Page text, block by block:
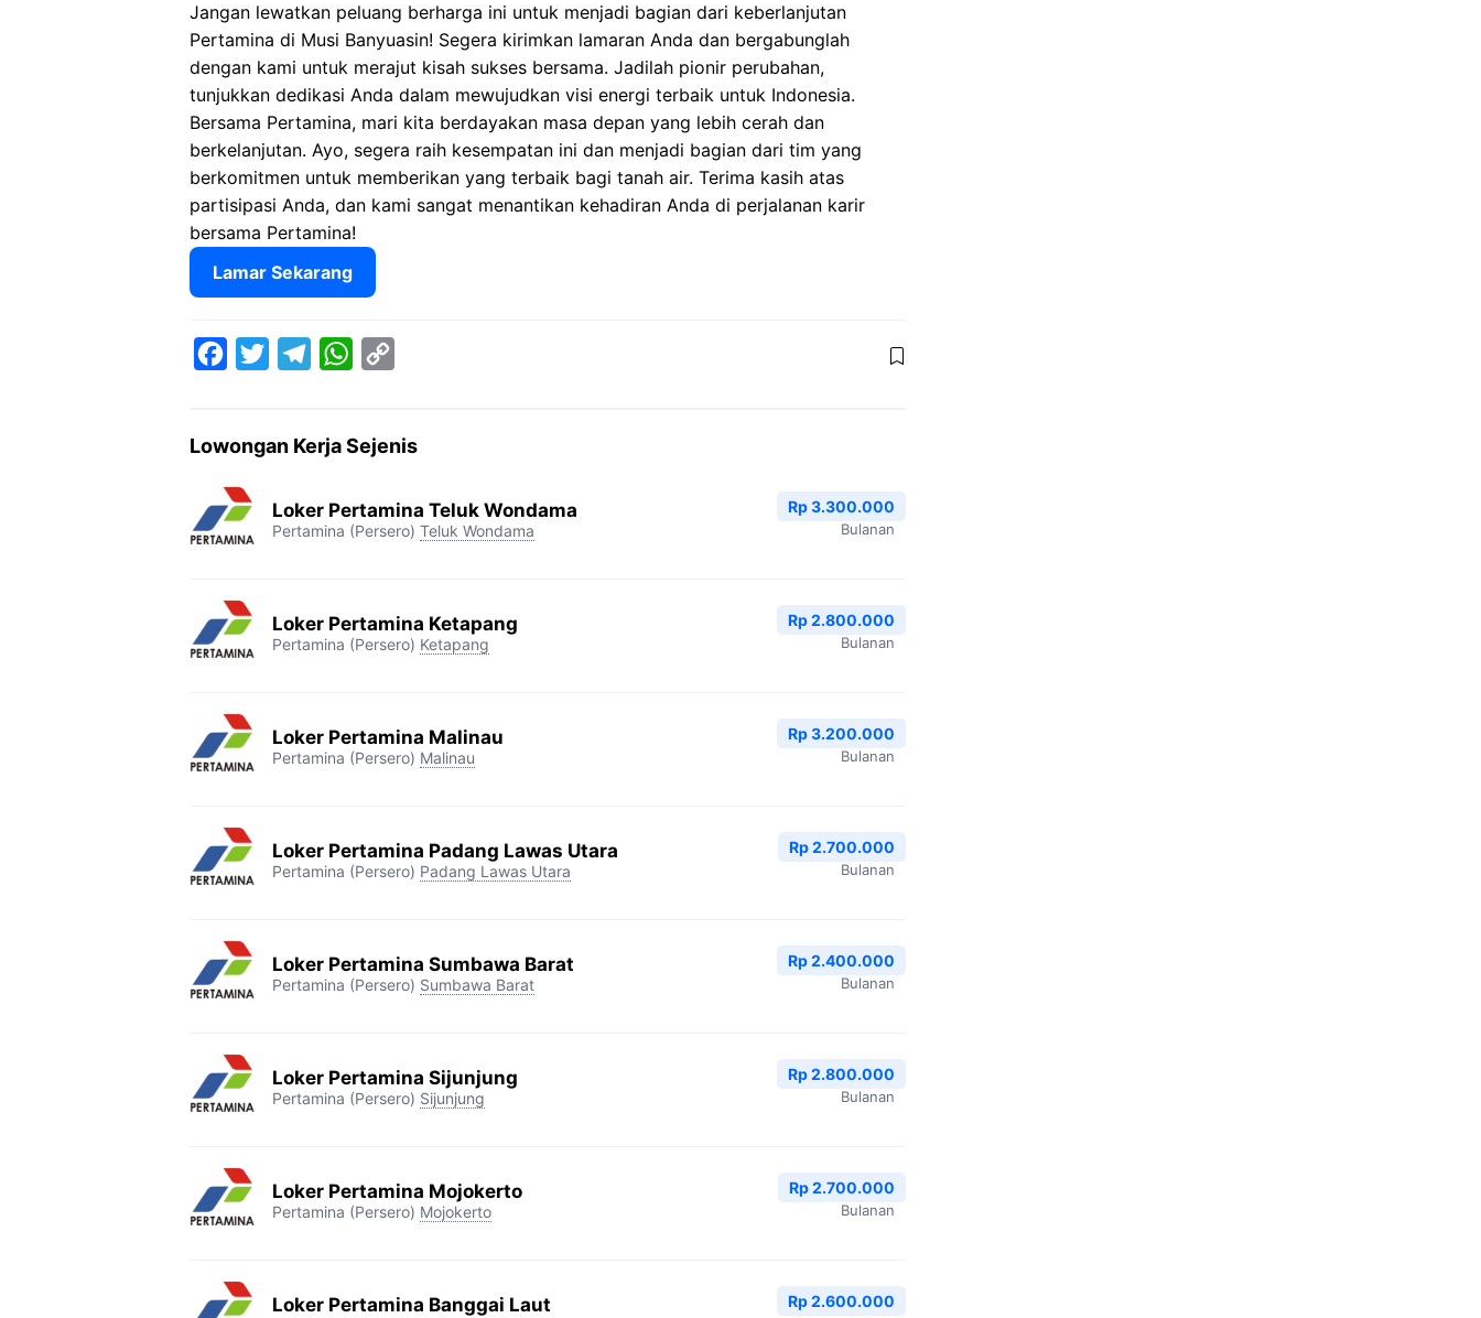
Jangan lewatkan peluang berharga ini untuk menjadi bagian dari keberlanjutan
Pertamina di Musi Banyuasin! Segera kirimkan lamaran Anda dan bergabunglah
dengan kami untuk merajut kisah sukses bersama. Jadilah pionir perubahan,
tunjukkan dedikasi Anda dalam mewujudkan visi energi terbaik untuk Indonesia.
Bersama Pertamina, mari kita berdayakan masa depan yang lebih cerah dan
berkelanjutan. Ayo, segera raih kesempatan ini dan menjadi bagian dari tim yang
berkomitmen untuk memberikan yang terbaik bagi tanah air. Terima kasih atas
partisipasi Anda, dan kami sangat menantikan kehadiran Anda di perjalanan karir
bersama Pertamina!
Lamar Sekarang
e
b
o
t
e
e
r
W
t
A
y
i
Lowongan Kerja Sejenis
Loker Pertamina Teluk Wondama
Pertamina (Persero) Teluk Wondama
Rp 3.300.000
Bulanan
Loker Pertamina Ketapang
Pertamina (Persero) Ketapang
Rp 2.800.000
Bulanan
Loker Pertamina Malinau
Pertamina (Persero) Malinau
Rp 3.200.000
Bulanan
Loker Pertamina Padang Lawas Utara
Pertamina (Persero) Padang Lawas Utara
Rp 2.700.000
Bulanan
Loker Pertamina Sumbawa Barat
Pertamina (Persero) Sumbawa Barat
Rp 2.400.000
Bulanan
Loker Pertamina Sijunjung
Pertamina (Persero) Sijunjung
Rp 2.800.000
Bulanan
Loker Pertamina Mojokerto
Pertamina (Persero) Mojokerto
Rp 2.700.000
Bulanan
Loker Pertamina Banggai Laut Rp 2.600.000